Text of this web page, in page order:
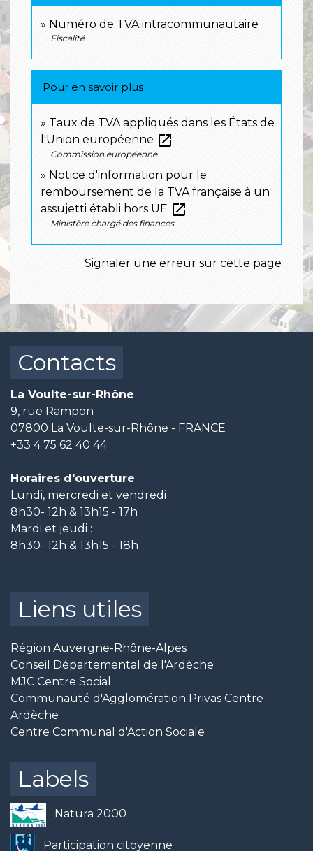
Numéro de TVA intracommunautaire
Fiscalité
Pour en savoir plus
Taux de TVA appliqués dans les États de
l'Union européenne open_in_new
Commission européenne
Notice d'information pour le
remboursement de la TVA française à un
assujetti établi hors UE open_in_new
Ministère chargé des finances
Signaler une erreur sur cette page
Contacts
La Voulte-sur-Rhône
9, rue Rampon
07800 La Voulte-sur-Rhône - FRANCE
+33 4 75 62 40 44
Horaires d'ouverture
Lundi, mercredi et vendredi :
8h30- 12h & 13h15 - 17h
Mardi et jeudi :
8h30- 12h & 13h15 - 18h
Liens utiles
Région Auvergne-Rhône-Alpes
Conseil Départemental de l'Ardèche
MJC Centre Social
Communauté d'Agglomération Privas Centre
Ardèche
Centre Communal d'Action Sociale
Labels
Natura 2000
Participation citoyenne